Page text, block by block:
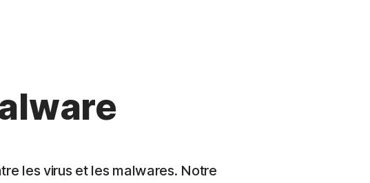
les virus et les malwares. Notre